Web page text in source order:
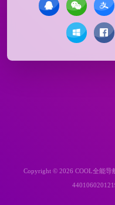
Copyright © 2026 COOL全能导